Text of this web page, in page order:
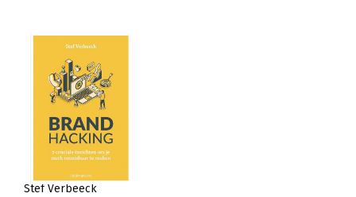
Stef Verbeeck